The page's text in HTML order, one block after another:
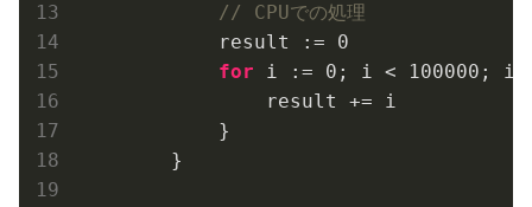
// CPUでの処理
            result :=
0
for i := 0 ; i < 100000 ;
                result += i
            }
        }